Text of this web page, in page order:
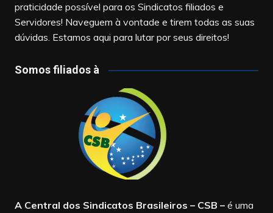
praticidade possível para os Sindicatos filiados e
Servidores! Naveguem à vontade e tirem todas as suas
dúvidas. Estamos aqui para lutar por seus direitos!
Somos filiados à
A Central dos Sindicatos Brasileiros – CSB –é uma